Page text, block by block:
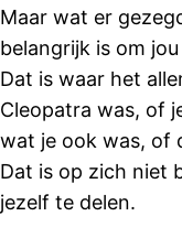
Maar wat er
belangrijk is om
Dat is waar het
Cleopatra was, of
wat je ook was, of
Dat is op zich niet
jezelf te delen.